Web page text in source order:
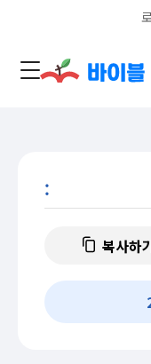
:
복사하